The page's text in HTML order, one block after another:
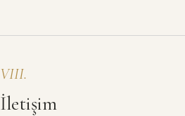
VIII.
İletişim